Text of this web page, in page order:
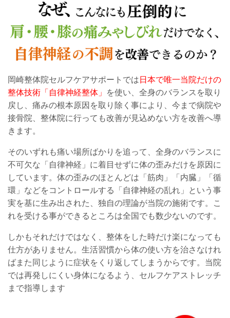
岡崎整体院セルフケアサポートでは 日本で唯一当院だけの
整体技術「自律神経整体」
を使い、全身のバランスを取り
戻し、痛みの根本原因を取り除く事により、今まで病院や
接骨院、整体院に行っても改善が見込めない方を改善へ導
きます。
そのいずれも痛い場所ばかりを追って、全身のバランスに
不可欠な「自律神経」に着目せずに体の歪みだけを原因に
しています。体の歪みのほとんどは「筋肉」「内臓」「循
環」などをコントロールする「自律神経の乱れ」という事
実を基に生み出された、独自の理論が当院の施術です。こ
れを受ける事ができるところは全国でも数少ないのです。
しかもそれだけではなく、整体をした時だけ楽になっても
仕方がありません。生活習慣から体の使い方を治さなけれ
ばまた同じように症状をくり返してしまうからです。当院
では再発しにくい身体になるよう、セルフケアストレッチ
まで指導します